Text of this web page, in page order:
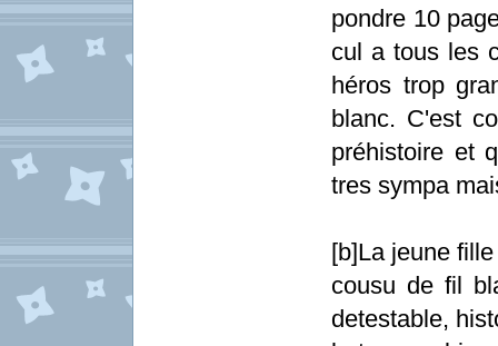
pondre 10
cul a tous les
héros trop
blanc. C'est
préhistoire et
tres sympa
[b]La jeune
cousu de fil
detestable,